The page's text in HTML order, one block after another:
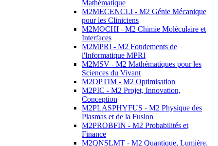
Mathématique
M2MECENCLI - M2 Génie Mécanique
pour les Cliniciens
M2MOCHI - M2 Chimie Moléculaire et
Interfaces
M2MPRI - M2 Fondements de
l'Informatique MPRI
M2MSV - M2 Mathématiques pour les
Sciences du Vivant
M2OPTIM - M2 Optimisation
M2PIC - M2 Projet, Innovation,
Conception
M2PLASPHYFUS - M2 Physique des
Plasmas et de la Fusion
M2PROBFIN - M2 Probabilités et
Finance
M2QNSLMT - M2 Quantique, Lumière,